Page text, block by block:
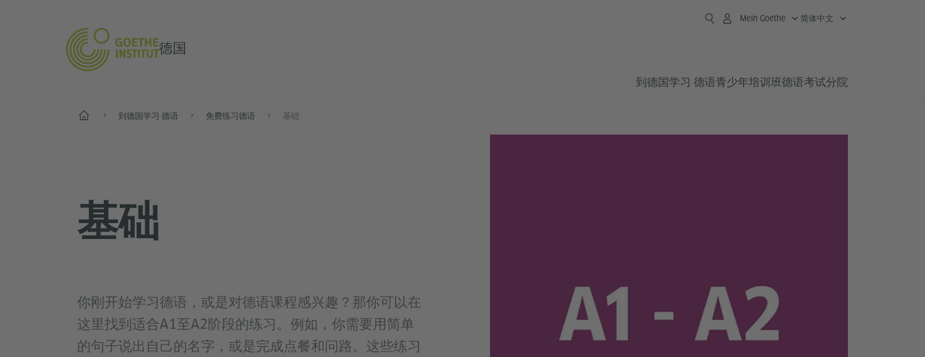
德国
Mein Goethe 简体中文
到德国学习 德语青少年培训班德语考试分院
-- 到德国学习 德语 免费练习德语 基础
基础
你刚开始学习德语，或是对德语课程感兴趣？那你可以在
这里找到适合A1至A2阶段的练习。例如，你需要用简单
的句子说出自己的名字，或是完成点餐和问路。这些练习